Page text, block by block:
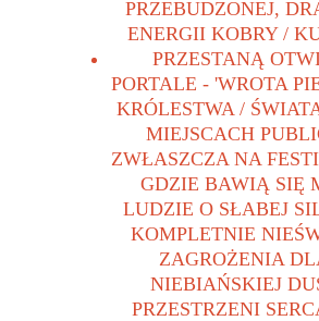
PRZEBUDZONEJ,
ENERGII KOBRY /
PRZESTANĄ
PORTALE - 'WROTA
KRÓLESTWA /
MIEJSCACH
ZWŁASZCZA NA
GDZIE BAWIĄ SIĘ
LUDZIE O SŁABEJ
KOMPLETNIE
ZAGROŻENIA
NIEBIAŃSKIEJ
PRZESTRZENI